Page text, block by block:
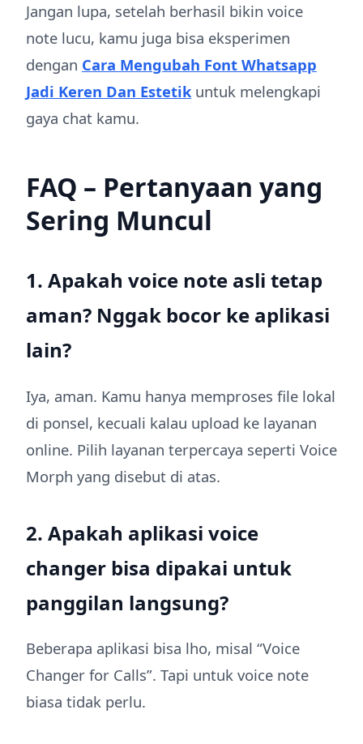
Jangan lupa, setelah berhasil bikin voice
note lucu, kamu juga bisa eksperimen
dengan Cara Mengubah Font Whatsapp
Jadi Keren Dan Estetikuntuk melengkapi
gaya chat kamu.
FAQ – Pertanyaan yang
Sering Muncul
1. Apakah voice note asli tetap
aman? Nggak bocor ke aplikasi
lain?
Iya, aman. Kamu hanya memproses file lokal
di ponsel, kecuali kalau upload ke layanan
online. Pilih layanan terpercaya seperti Voice
Morph yang disebut di atas.
2. Apakah aplikasi voice
changer bisa dipakai untuk
panggilan langsung?
Beberapa aplikasi bisa lho, misal “Voice
Changer for Calls”. Tapi untuk voice note
biasa tidak perlu.